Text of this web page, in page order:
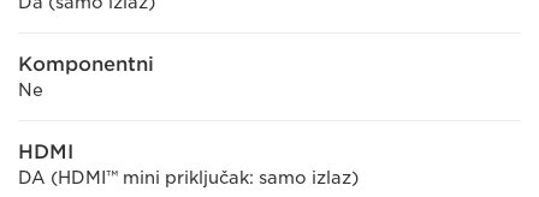
Komponentni
Ne
HDMI
DA (HDMI™ mini priključak: samo izlaz)